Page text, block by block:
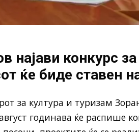
најави конкурс
ќе биде ставен
за култура и туризам
годинава ќе распише